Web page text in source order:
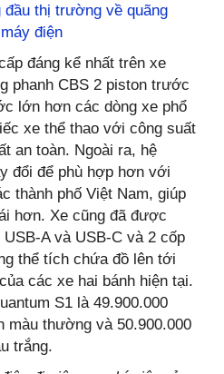
đầu thị trường về quãng
điện
đáng kể nhất trên xe
phanh CBS 2 piston trước
lớn hơn các dòng xe phổ
xe thể thao với công suất
an toàn. Ngoài ra, hệ
đổi để phù hợp hơn với
thành phố Việt Nam, giúp
hơn. Xe cũng đã được
A và USB-C và 2 cốp
thể tích chứa đồ lên tới
các xe hai bánh hiện tại.
S1 là 49.900.000
màu thường và 50.900.000
trắng.